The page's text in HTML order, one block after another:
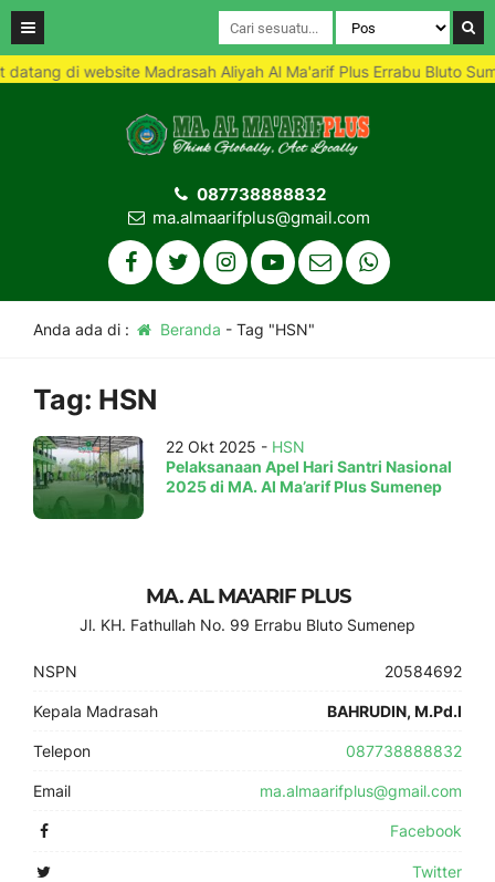
di website Madrasah Aliyah Al Ma'arif Plus Errabu Bluto
087738888832
ma.almaarifplus@gmail.com
Anda ada di : Beranda - Tag "HSN"
Tag: HSN
22 Okt 2025 - HSN
Pelaksanaan Apel Hari Santri Nasional
2025 di MA. Al Ma’arif Plus Sumenep
MA. AL MA'ARIF PLUS
Jl. KH. Fathullah No. 99 Errabu Bluto Sumenep
NSPN 20584692
Kepala Madrasah BAHRUDIN, M.Pd.I
Telepon 087738888832
Email ma.almaarifplus@gmail.com
Facebook
Twitter